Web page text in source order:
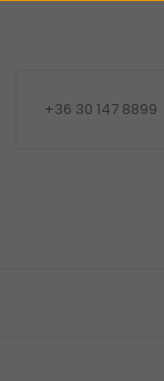
+36 30 147 8899